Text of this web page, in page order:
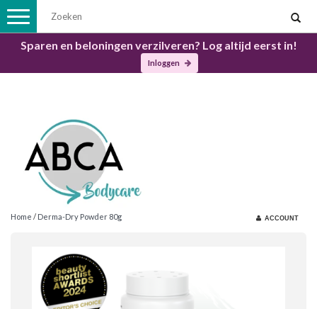
Sparen en beloningen verzilveren? Log altijd eerst in!
Inloggen
Toggle
navigation
Home / Derma-Dry Powder 80g ACCOUNT